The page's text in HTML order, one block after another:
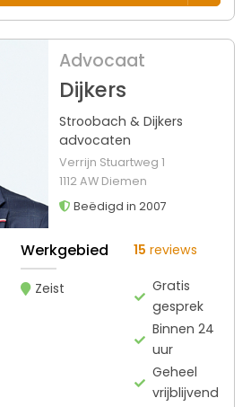
Advocaat
Dijkers
Stroobach & Dijkers
advocaten
Verrijn Stuartweg 1
1112 AW Diemen
Beëdigd in 2007
Werkgebied
Zeist
15 reviews
Gratis
gesprek
Binnen 24
uur
Geheel
vrijblijvend